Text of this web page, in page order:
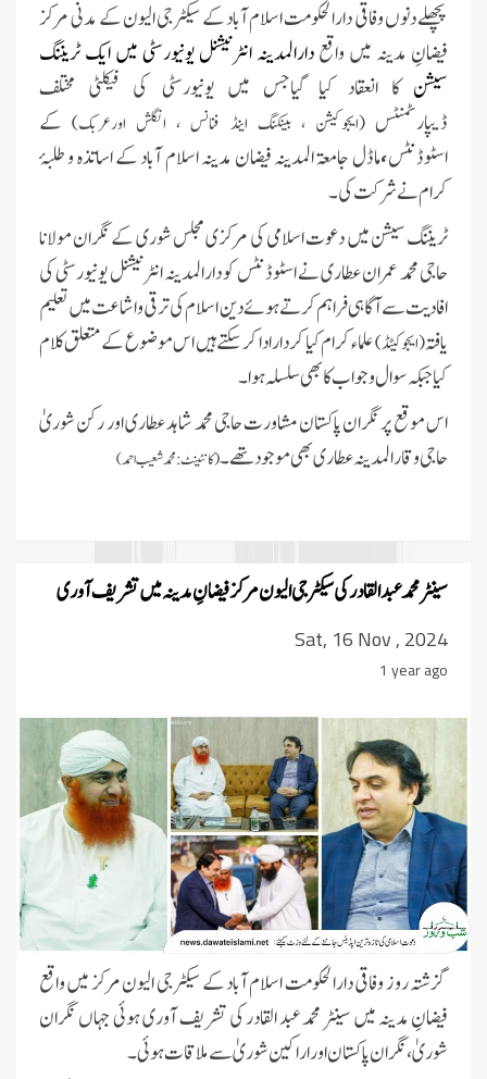
پچھلے دنوں وفاقی دارالحکومت اسلام آباد کے سیکٹر جی الیون کے مدنی مرکز
فیضانِ مدینہ میں واقعدارالمدینہ انٹرنیشنل یونیورسٹیمیں ایکٹریننگ
سیشنکا انعقاد کیا گیاجس میں یونیورسٹی کی فیکلٹی مختلف
ڈیپارٹمنٹس(ایجوکیشن ، بینکنگ اینڈ فنانس ، انگلش اورعربک)کے
اسٹوڈنٹس،ماڈل جامعۃ المدینہ فیضان مدینہ اسلام آباد کے اساتذہ و طلبۂ
کرام نے شرکت کی ۔
ٹریننگ سیشن میں دعوت اسلامی کی مرکزی مجلس شوری کے نگران مولانا
حاجی محمد عمران عطاری نے اسٹوڈنٹس کو دارالمدینہ انٹرنیشنل یونیورسٹی کی
افادیت سے آگاہی فراہم کرتے ہوئے دین اسلام کی ترقی و اشاعت میں تعلیم
یافتہ(ایجوکیٹڈ)علماء کرام کیا کردار ادا کرسکتے ہیں اس موضوع کے متعلق کلام
کیا جبکہ سوال و جواب کا بھی سلسلہ ہوا۔
اس موقع پر نگران پاکستان مشاورت حاجی محمد شاہد عطاری اور رکن شوریٰ
حاجی وقار المدینہ عطاری بھی موجود تھے ۔(کانٹینٹ:محمد شعیب احمد)
سینٹر محمد عبد القادر کی سیکٹر جی الیون مرکز فیضانِ مدینہ میں تشریف آوری
Sat, 16 Nov , 2024
1 year ago
گزشتہ روز وفاقی دارالحکومت اسلام آباد کے سیکٹر جی الیون مرکز میں واقع
فیضانِ مدینہ میں سینٹر محمد عبد القادر کی تشریف آوری ہوئی جہاں نگران
شوریٰ، نگران پاکستان اوراراکین شوریٰ سے ملاقات ہوئی ۔